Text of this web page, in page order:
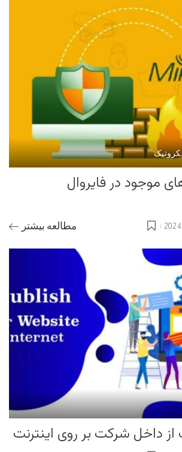
موجود در فایروال
مطالعه بیشتر
از داخل شرکت بر روی اینترنت